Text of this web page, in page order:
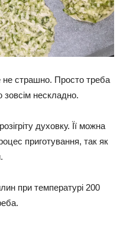
не страшно. Просто треба
нескладно.
духовку. Її можна
приготування, так як
при температурі 200